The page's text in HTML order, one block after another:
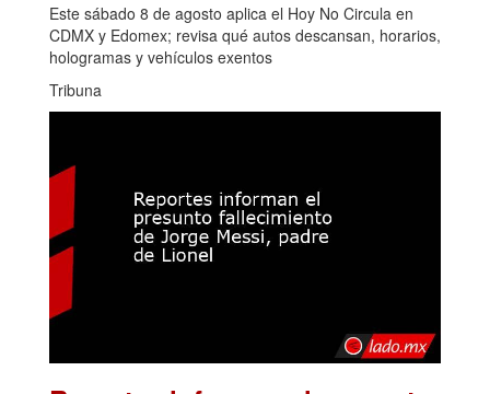
Este sábado 8 de agosto aplica el Hoy No Circula en
CDMX y Edomex; revisa qué autos descansan, horarios,
hologramas y vehículos exentos
Tribuna